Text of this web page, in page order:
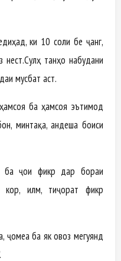
ки 10 соли бе ҷанг,
танҳо набудани
мусбат аст.
ба ҳамсоя эътимод
минтақа, андеша боиси
ба ҷои фикр дар бораи
илм, тиҷорат фикр
ҷомеа ба як овоз мегуянд